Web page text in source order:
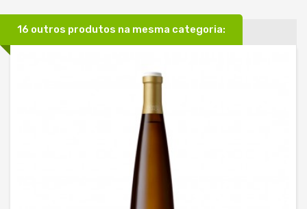
16 outros produtos na mesma categoria: